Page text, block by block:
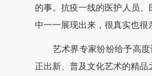
的事。抗疫一线的医护人员
中一一展现出来，很真实也很
艺术界专家纷纷给予高度
正出新、普及文化艺术的精品